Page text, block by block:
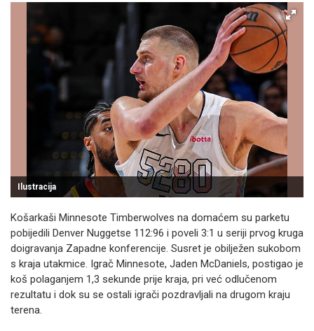
Ilustracija
Košarkaši Minnesote Timberwolves na domaćem su parketu
pobijedili Denver Nuggetse 112:96 i poveli 3:1 u seriji prvog kruga
doigravanja Zapadne konferencije. Susret je obilježen sukobom
s kraja utakmice. Igrač Minnesote, Jaden McDaniels, postigao je
koš polaganjem 1,3 sekunde prije kraja, pri već odlučenom
rezultatu i dok su se ostali igrači pozdravljali na drugom kraju
terena.